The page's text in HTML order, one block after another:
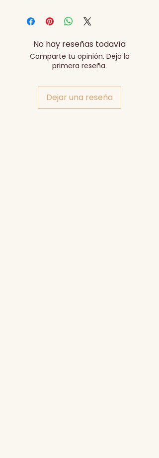
No hay reseñas todavía
Comparte tu opinión. Deja la
primera reseña.
Dejar una reseña